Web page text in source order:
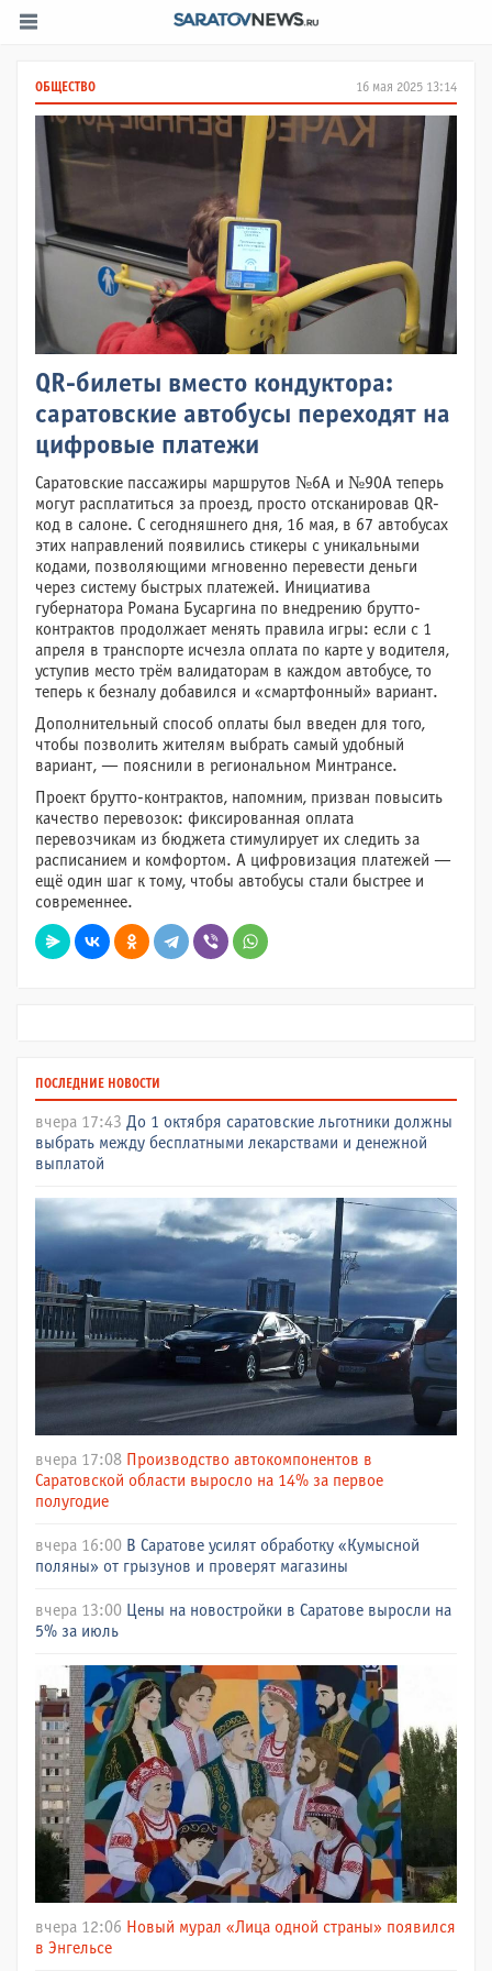
16 мая 2025 13:14
ОБЩЕСТВО
QR-билеты вместо кондуктора:
саратовские автобусы переходят на
цифровые платежи
Саратовские пассажиры маршрутов №6А и №90А теперь
могут расплатиться за проезд, просто отсканировав QR-
код в салоне. С сегодняшнего дня, 16 мая, в 67 автобусах
этих направлений появились стикеры с уникальными
кодами, позволяющими мгновенно перевести деньги
через систему быстрых платежей. Инициатива
губернатора Романа Бусаргина по внедрению брутто-
контрактов продолжает менять правила игры: если с 1
апреля в транспорте исчезла оплата по карте у водителя,
уступив место трём валидаторам в каждом автобусе, то
теперь к безналу добавился и «смартфонный» вариант.
Дополнительный способ оплаты был введен для того,
чтобы позволить жителям выбрать самый удобный
вариант, — пояснили в региональном Минтрансе.
Проект брутто-контрактов, напомним, призван повысить
качество перевозок: фиксированная оплата
перевозчикам из бюджета стимулирует их следить за
расписанием и комфортом. А цифровизация платежей —
ещё один шаг к тому, чтобы автобусы стали быстрее и
современнее.
ПОСЛЕДНИЕ НОВОСТИ
вчера 17:43 До 1 октября саратовские льготники должны
выбрать между бесплатными лекарствами и денежной
выплатой
вчера 17:08 Производство автокомпонентов в
Саратовской области выросло на 14% за первое
полугодие
вчера 16:00 В Саратове усилят обработку «Кумысной
поляны» от грызунов и проверят магазины
вчера 13:00
Цены на новостройки в Саратове выросли на
5% за июль
вчера 12:06 Новый мурал «Лица одной страны» появился
в Энгельсе